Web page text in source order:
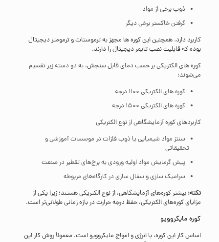
ذوب برخی از مواد
گرفتن خاکستر برخی دیگر
کاربرد دارد. همچنین این کوره ها مجهز به ترموستات و ترمومتر دیجیتال
بوده که قابلیت نصب تایمر دیجیتال را دارند.
کوره های الکتریکی بر حسب دمای قابل سنجش، به دو دسته زیر تقسیم
می‌شوند:
کوره های الکتریکی 1100 درجه
کوره های الکتریکی 1500 درجه
کاربردهای کوره آزمایشگاهی از نوع الکتریکی
سنتز مواد شیمیایی یا ذوب فلزات در موسسات آموزشی و
تحقیقاتی
پیش گرمایش مواد اولیه ورودی به برج‌های تقطیر در صنعت
سرامیک سازی و سفال سازی در کارگاه‌های مربوطه
نکته: بیشتر کوره‌های آزمایشگاهی، از نوع الکتریکی هستند؛ زیرا یکی از
مزایای کوره‌های الکتریکی، حفظ درجه حرارت در بازه زمانی طولانی‌تر است.
کوره مایکروویو
اساس کار این کوره، با انرژی و امواج مایکروویو است. معمولاً روش کار این